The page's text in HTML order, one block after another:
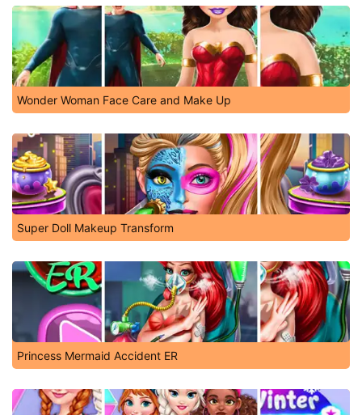
Wonder Woman Face Care and Make Up
Super Doll Makeup Transform
Princess Mermaid Accident ER